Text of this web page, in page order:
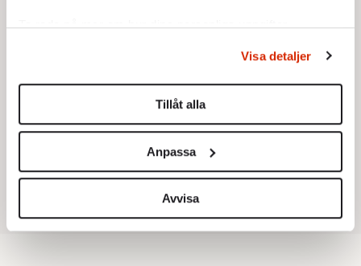
Ta reda på mer om hur dina personliga uppgifter
Du kan ändra eller dra tillbaka ditt samtycke när som
helst från cookie-förklaringen.
Vi använder enhetsidentifierare för att anpassa innehållet
för sociala medier och analysera vår trafik. Vi
vidarebefordrar även sådana identifierare och annan
information från din enhet till de sociala medier och
annons- och analysföretag som vi samarbetar med.
Visa detaljer
Tillåt alla
Anpassa
Avvisa